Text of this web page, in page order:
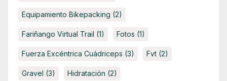
Equipamiento Bikepacking (2)
Fariñango Virtual Trail (1) Fotos (1)
Fuerza Excéntrica Cuádriceps (3) Fvt (2)
Gravel (3) Hidratación (2)